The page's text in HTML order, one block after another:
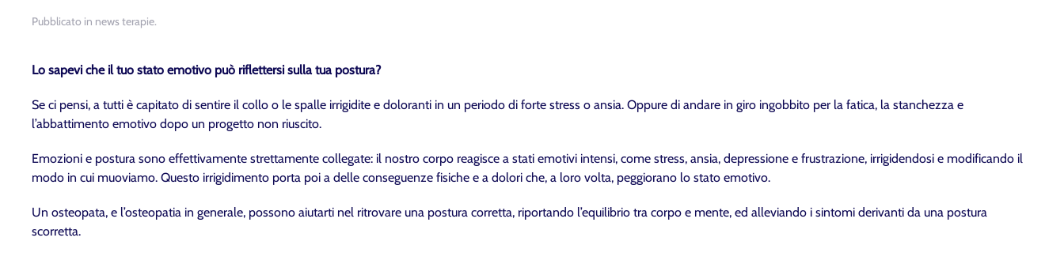
Pubblicato in news terapie.
Lo sapevi che il tuo stato emotivo può riflettersi sulla tua postura?
Se ci pensi, a tutti è capitato di sentire il collo o le spalle irrigidite e doloranti in un periodo di forte stress o ansia. Oppure di andare in giro ingobbito per la fatica, la stanchezza e
l’abbattimento emotivo dopo un progetto non riuscito.
Emozioni e postura sono effettivamente strettamente collegate: il nostro corpo reagisce a stati emotivi intensi, come stress, ansia, depressione e frustrazione, irrigidendosi e modificando il
modo in cui muoviamo. Questo irrigidimento porta poi a delle conseguenze fisiche e a dolori che, a loro volta, peggiorano lo stato emotivo.
Un osteopata, e l’osteopatia in generale, possono aiutarti nel ritrovare una postura corretta, riportando l’equilibrio tra corpo e mente, ed alleviando i sintomi derivanti da una postura
scorretta.